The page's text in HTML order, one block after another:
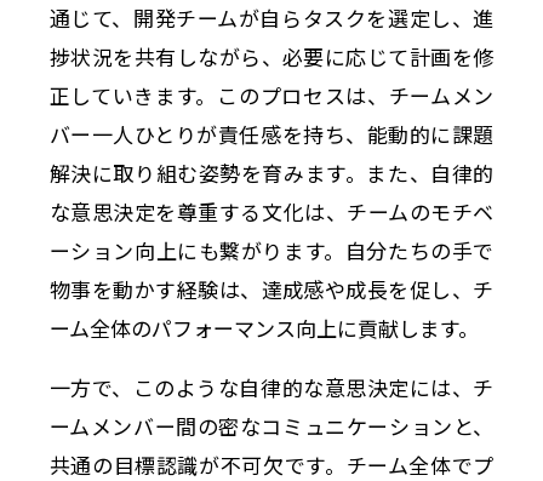
通じて、開発チームが自らタスクを選定し、進
捗状況を共有しながら、必要に応じて計画を修
正していきます。このプロセスは、チームメン
バー一人ひとりが責任感を持ち、能動的に課題
解決に取り組む姿勢を育みます。また、自律的
な意思決定を尊重する文化は、チームのモチベ
ーション向上にも繋がります。自分たちの手で
物事を動かす経験は、達成感や成長を促し、チ
ーム全体のパフォーマンス向上に貢献します。
一方で、このような自律的な意思決定には、チ
ームメンバー間の密なコミュニケーションと、
共通の目標認識が不可欠です。チーム全体でプ